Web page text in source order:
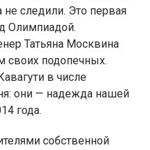
не следили. Это первая
Олимпиадой.
Татьяна Москвина
своих подопечных.
в числе
они — надежда нашей
года.
собственной